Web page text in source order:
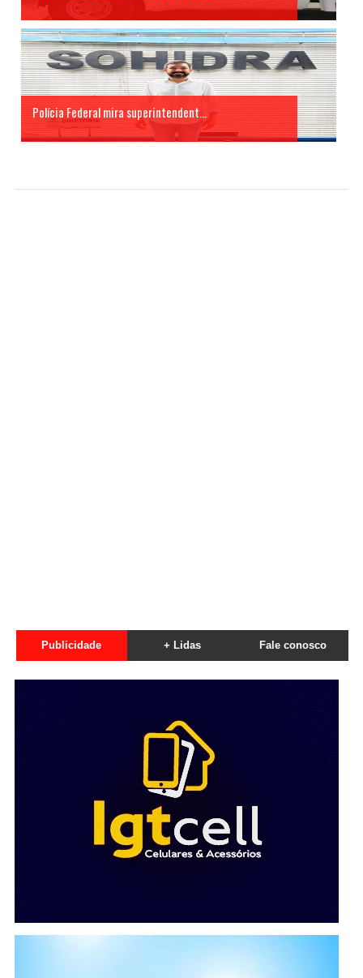
Polícia Federal mira superintendent...
Publicidade + Lidas Fale conosco